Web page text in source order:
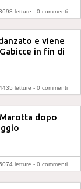
letture - 0 commenti
e viene
in fin di
letture - 0 commenti
dopo
letture - 0 commenti